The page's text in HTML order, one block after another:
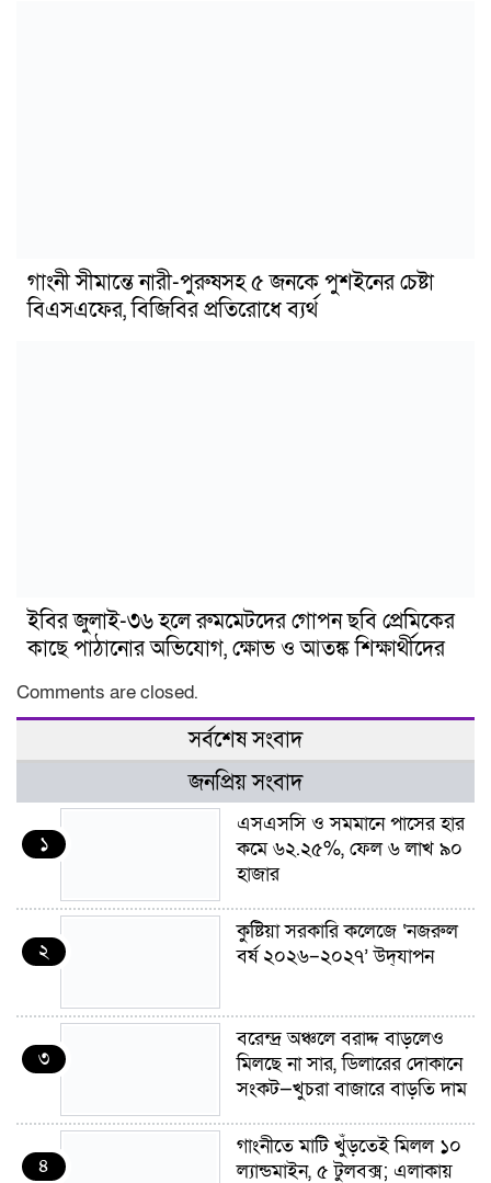
গাংনী সীমান্তে নারী-পুরুষসহ ৫ জনকে পুশইনের চেষ্টা
বিএসএফের, বিজিবির প্রতিরোধে ব্যর্থ
ইবির জুলাই-৩৬ হলে রুমমেটদের গোপন ছবি প্রেমিকের
কাছে পাঠানোর অভিযোগ, ক্ষোভ ও আতঙ্ক শিক্ষার্থীদের
Comments are closed.
সর্বশেষ সংবাদ
জনপ্রিয় সংবাদ
১
এসএসসি ও সমমানে পাসের হার
কমে ৬২.২৫%, ফেল ৬ লাখ ৯০
হাজার
২
কুষ্টিয়া সরকারি কলেজে ‘নজরুল
বর্ষ ২০২৬–২০২৭’ উদ্‌যাপন
৩
বরেন্দ্র অঞ্চলে বরাদ্দ বাড়লেও
মিলছে না সার, ডিলারের দোকানে
সংকট—খুচরা বাজারে বাড়তি দাম
৪
গাংনীতে মাটি খুঁড়তেই মিলল ১০
ল্যান্ডমাইন, ৫ টুলবক্স; এলাকায়